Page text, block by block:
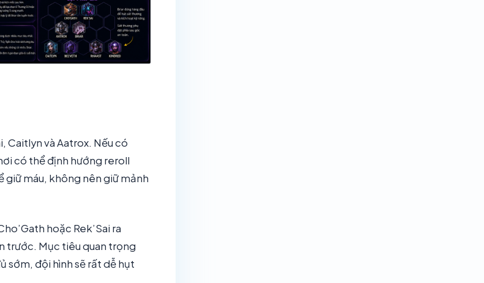
Caitlyn và Aatrox. Nếu có
có thể định hướng reroll
giữ máu, không nên giữ mảnh
hoặc Rek’Sai ra
trước. Mục tiêu quan trọng
sớm, đội hình sẽ rất dễ hụt